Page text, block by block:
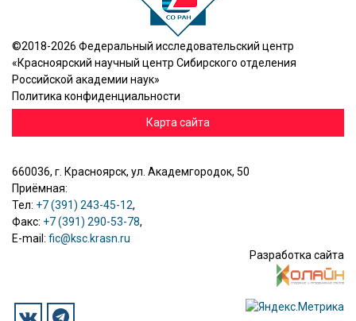
©2018-2026 Федеральный исследовательский центр
«Красноярский научный центр Сибирского отделения
Российской академии наук»
Политика конфиденциальности
Карта сайта
660036, г. Красноярск, ул. Академгородок, 50
Приёмная:
Тел: +7 (391) 243-45-12,
Факс: +7 (391) 290-53-78,
E-mail: fic@ksc.krasn.ru
Разработка сайта